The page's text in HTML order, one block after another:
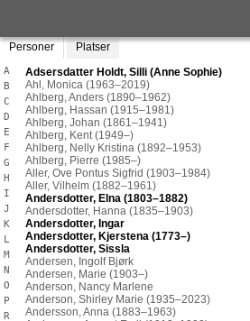
Personer Platser
A
B
C
D
E
F
G
H
I
J
K
L
M
N
O
P
R